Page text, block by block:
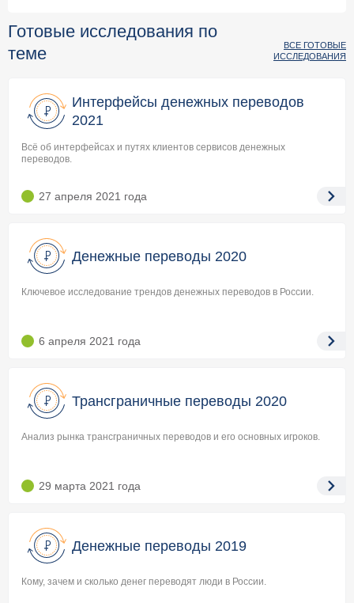
Готовые исследования по
теме
ВСЕ ГОТОВЫЕ
ИССЛЕДОВАНИЯ
Интерфейсы денежных переводов
2021
Всё об интерфейсах и путях клиентов сервисов денежных
переводов.
27 апреля 2021 года
Денежные переводы 2020
Ключевое исследование трендов денежных переводов в России.
6 апреля 2021 года
Трансграничные переводы 2020
Анализ рынка трансграничных переводов и его основных игроков.
29 марта 2021 года
Денежные переводы 2019
Кому, зачем и сколько денег переводят люди в России.